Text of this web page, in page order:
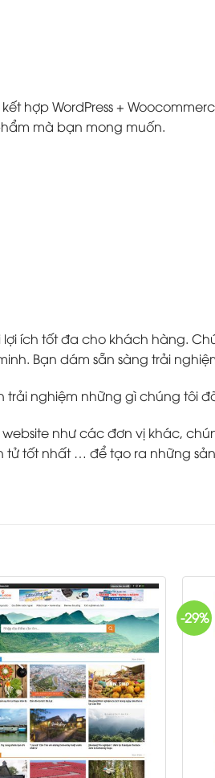
hợp WordPress +
mà bạn mong muốn.
ích tốt đa cho khách hàng.
Bạn dám sẵn sàng trải
nghiệm những gì chúng tôi
như các đơn vị khác,
tốt nhất … để tạo ra những
-29%